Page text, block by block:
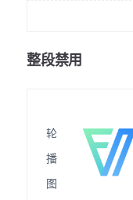
整段禁用
轮
播
图